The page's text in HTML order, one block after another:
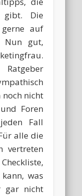
Die
auf
Nun gut,
noch nicht
Foren
Fall
alle die
vertreten
was
gar nicht